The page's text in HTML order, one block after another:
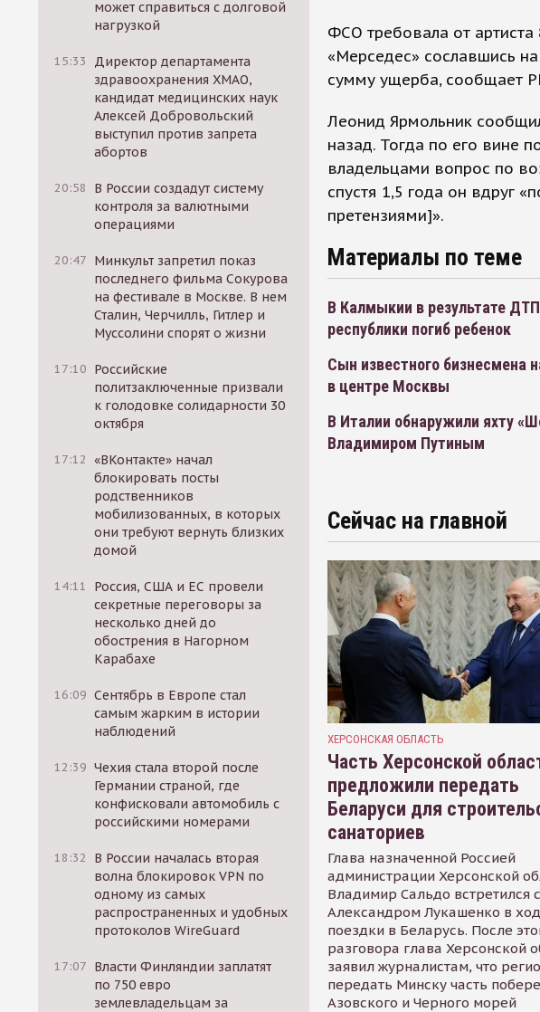
может справиться с долговой
нагрузкой
15:33
Директор департамента
здравоохранения ХМАО,
кандидат медицинских наук
Алексей Добровольский
выступил против запрета
абортов
20:58
В России создадут систему
контроля за валютными
операциями
20:47 Минкульт запретил показ
последнего фильма Сокурова
на фестивале в Москве. В нем
Сталин, Черчилль, Гитлер и
Муссолини спорят о жизни
17:10 Российские
политзаключенные призвали
к голодовке солидарности 30
октября
17:12 «ВКонтакте» начал
блокировать посты
родственников
мобилизованных, в которых
они требуют вернуть близких
домой
14:11
Россия, США и ЕС провели
секретные переговоры за
несколько дней до
обострения в Нагорном
Карабахе
16:09 Сентябрь в Европе стал
самым жарким в истории
наблюдений
12:39 Чехия стала второй после
Германии страной, где
конфисковали автомобиль с
российскими номерами
18:32
В России началась вторая
волна блокировок VPN по
одному из самых
распространенных и удобных
протоколов WireGuard
17:07 Власти Финляндии заплатят
по 750 евро
землевладельцам за
ФСО требовала от
«Мерседес» сославшись
сумму ущерба, сообщает
Леонид Ярмольник
назад. Тогда по его вине
владельцами вопрос по
спустя 1,5 года он вдруг
претензиями]».
Материалы по теме
В Калмыкии в результате
республики погиб ребенок
Сын известного бизнесмена
в центре Москвы
В Италии обнаружили яхту
Владимиром Путиным
Сейчас на главной
ХЕРСОНСКАЯ ОБЛАСТЬ
Часть Херсонской
предложили передать
Беларуси для
санаториев
Глава назначенной Россией
администрации Херсонской
Владимир Сальдо встретился с
Александром Лукашенко в
поездки в Беларусь. После
разговора глава Херсонской
заявил журналистам, что
передать Минску часть
Азовского и Черного морей